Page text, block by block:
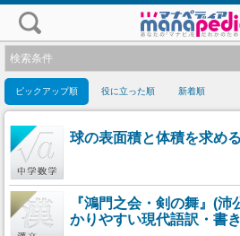
検索条件
ピックアップ順 役に立った順 新着順
球の表面積と体積を求め
『鴻門之会・剣の舞』(
かりやすい現代語訳・書